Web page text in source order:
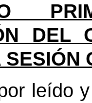
DEL
leído